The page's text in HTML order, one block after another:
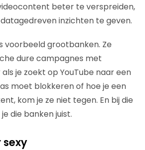
beter te verspreiden,
inzichten te geven.
voorbeeld grootbanken. Ze
dure campagnes met
je zoekt op YouTube naar een
moet blokkeren of hoe je een
kom je ze niet tegen. En bij die
die banken juist.
sexy